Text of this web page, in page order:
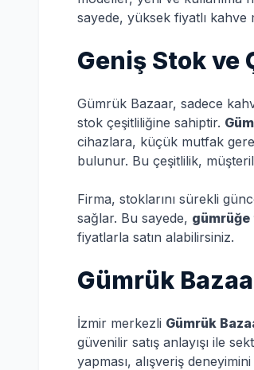
sayede, yüksek fiyatlı
Geniş Stok ve
Gümrük Bazaar, sadece
stok çeşitliliğine sahiptir.
cihazlara, küçük mutfak
bulunur. Bu çeşitlilik,
Firma, stoklarını sürekli
sağlar. Bu sayede, gümrüğe
fiyatlarla satın alabilirsiniz.
Gümrük
İzmir merkezli Gümrük
güvenilir satış anlayışı ile
yapması, alışveriş